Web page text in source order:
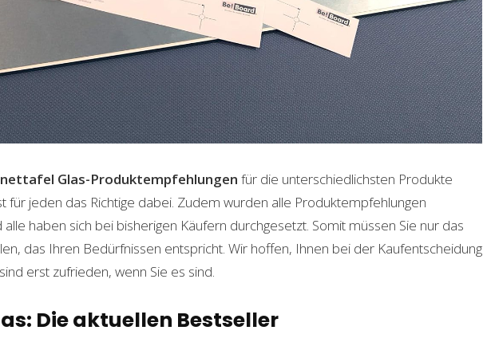
Glas-Produktempfehlungen für die unterschiedlichsten Produkte
für jeden das Richtige dabei. Zudem wurden alle Produktempfehlungen
haben sich bei bisherigen Käufern durchgesetzt. Somit müssen Sie nur das
das Ihren Bedürfnissen entspricht. Wir hoffen, Ihnen bei der Kaufentscheidung
erst zufrieden, wenn Sie es sind.
Die aktuellen Bestseller